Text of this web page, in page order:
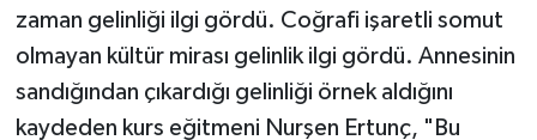
zaman gelinliği ilgi gördü. Coğrafi işaretli somut
olmayan kültür mirası gelinlik ilgi gördü. Annesinin
sandığından çıkardığı gelinliği örnek aldığını
kaydeden kurs eğitmeni Nurşen Ertunç, "Bu